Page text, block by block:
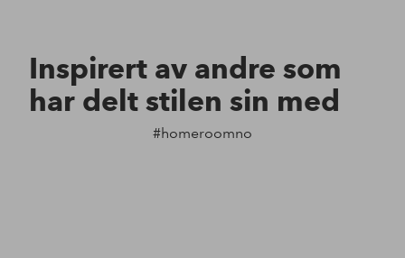
Inspirert av andre som
har delt stilen sin med
#homeroomno